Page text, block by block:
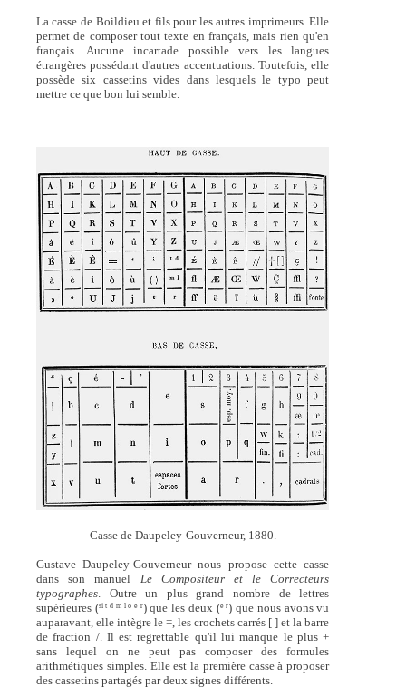
La casse de Boildieu et fils pour les autres imprimeurs. Elle
permet de composer tout texte en français, mais rien qu'en
français. Aucune incartade possible vers les langues
étrangères possédant d'autres accentuations. Toutefois, elle
possède six cassetins vides dans lesquels le typo peut
mettre ce que bon lui semble.
Casse de Daupeley-Gouverneur, 1880.
Gustave Daupeley-Gouverneur nous propose cette casse
dans son manuel Le Compositeur et le Correcteurs
typographes. Outre un plus grand nombre de lettres
supérieures (si t d m l o e r) que les deux (e r) que nous avons vu
auparavant, elle intègre le =, les crochets carrés [ ] et la barre
de fraction /. Il est regrettable qu'il lui manque le plus +
sans lequel on ne peut pas composer des formules
arithmétiques simples. Elle est la première casse à proposer
des cassetins partagés par deux signes différents.